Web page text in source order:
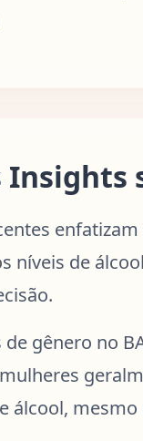
níveis de
de gênero no
álcool,